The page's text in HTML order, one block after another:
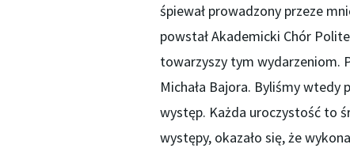
śpiewał prowadzony przeze
powstał Akademicki Chór
towarzyszy tym wydarzeniom.
Michała Bajora. Byliśmy wtedy
występ. Każda uroczystość to
występy, okazało się, że